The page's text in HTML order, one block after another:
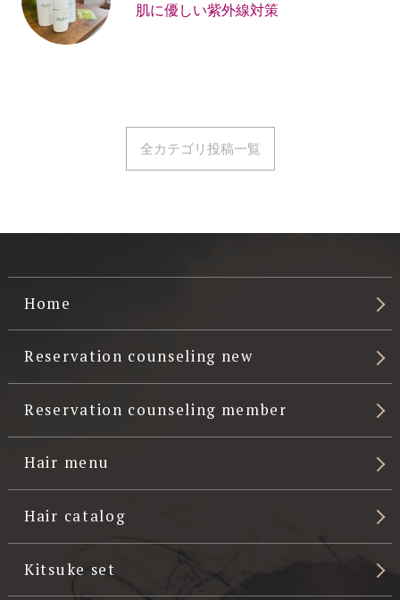
肌に優しい紫外線対策
全カテゴリ投稿一覧
Home
Reservation counseling new
Reservation counseling member
Hair menu
Hair catalog
Kitsuke set